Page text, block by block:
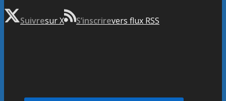
Suivresur X S’inscrirevers flux RSS